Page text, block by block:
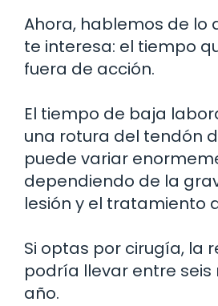
Ahora, hablemos de lo
te interesa: el tiempo
fuera de acción.
El tiempo de baja
una rotura del tendón
puede variar
dependiendo de la
lesión y el tratamiento
Si optas por cirugía, la
podría llevar entre seis
año.